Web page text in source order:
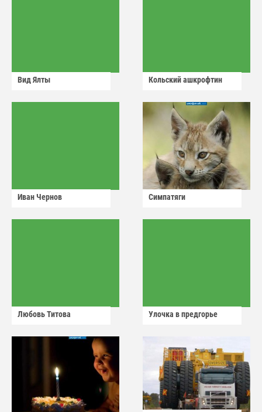
Вид Ялты Кольский ашкрофтин
Иван Чернов Симпатяги
Любовь Титова Улочка в предгорье